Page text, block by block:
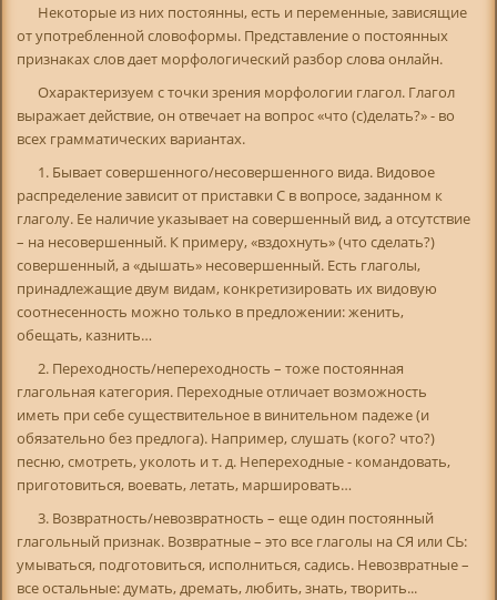
Некоторые из них постоянны, есть и переменные, зависящие
от употребленной словоформы. Представление о постоянных
признаках слов дает морфологический разбор слова онлайн.
Охарактеризуем с точки зрения морфологии глагол. Глагол
выражает действие, он отвечает на вопрос «что (с)делать?» - во
всех грамматических вариантах.
1. Бывает совершенного/несовершенного вида. Видовое
распределение зависит от приставки С в вопросе, заданном к
глаголу. Ее наличие указывает на совершенный вид, а отсутствие
– на несовершенный. К примеру, «вздохнуть» (что сделать?)
совершенный, а «дышать» несовершенный. Есть глаголы,
принадлежащие двум видам, конкретизировать их видовую
соотнесенность можно только в предложении: женить,
обещать, казнить…
2. Переходность/непереходность – тоже постоянная
глагольная категория. Переходные отличает возможность
иметь при себе существительное в винительном падеже (и
обязательно без предлога). Например, слушать (кого? что?)
песню, смотреть, уколоть и т. д. Непереходные - командовать,
приготовиться, воевать, летать, маршировать…
3. Возвратность/невозвратность – еще один постоянный
глагольный признак. Возвратные – это все глаголы на СЯ или СЬ:
умываться, подготовиться, исполниться, садись. Невозвратные –
все остальные: думать, дремать, любить, знать, творить...